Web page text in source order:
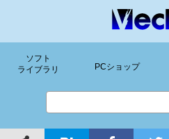
ソフト
ライブラリ
PCショップ